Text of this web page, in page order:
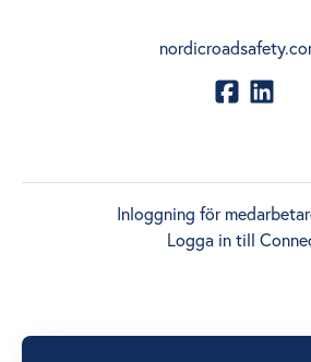
Inloggning för
Logga in till